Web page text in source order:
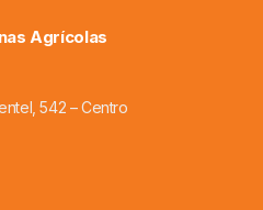
Agrícolas
542 – Centro